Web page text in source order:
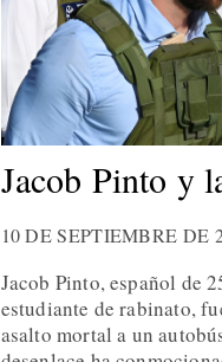
Jacob Pinto y
10 DE SEPTIEMBRE DE
Jacob Pinto, español de
estudiante de rabinato,
asalto mortal a un